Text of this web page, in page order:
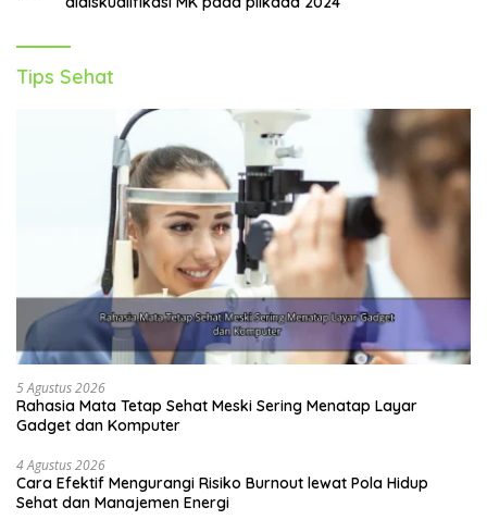
Tips Sehat
5 Agustus 2026
Rahasia Mata Tetap Sehat Meski Sering Menatap Layar
Gadget dan Komputer
4 Agustus 2026
Cara Efektif Mengurangi Risiko Burnout lewat Pola Hidup
Sehat dan Manajemen Energi